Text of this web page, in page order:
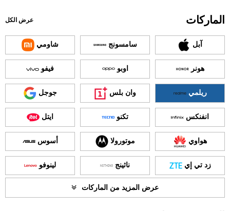
الماركات عرض الكل
آبل سامسونج شاومي
هونر اوبو فيفو
ريلمي وان بلس جوجل
انفنكس تكنو ايتل
هواوي موتورولا أسوس
زد تي إي ناثينج لينوفو
عرض المزيد من الماركات